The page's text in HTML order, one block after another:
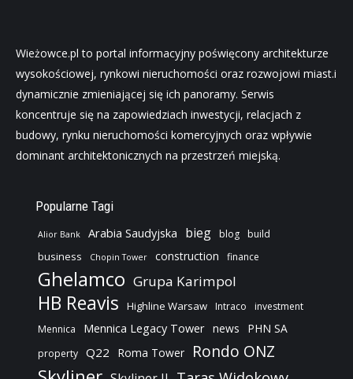
Wieżowce.pl to portal informacyjny poświęcony architekturze
wysokościowej, rynkowi nieruchomości oraz rozwojowi miast.i
dynamicznie zmieniającej się ich panoramy. Serwis
koncentruje się na zapowiedziach inwestycji, relacjach z
budowy, rynku nieruchomości komercyjnych oraz wpływie
dominant architektonicznych na przestrzeń miejską.
Popularne Tagi
Alior Bank Arabia Saudyjska bieg blog build
business Chopin Tower construction finance
Ghelamco Grupa Karimpol
HB Reavis Highline Warsaw Intraco
investment
Mennica
Mennica Legacy Tower news PHN SA
property Q22 Roma Tower Rondo ONZ